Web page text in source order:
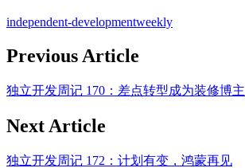
independent-developmentweekly
Previous Article
独立开发周记 170：差点转型成为装修博主
Next Article
独立开发周记 172：计划有变，鸿蒙再见